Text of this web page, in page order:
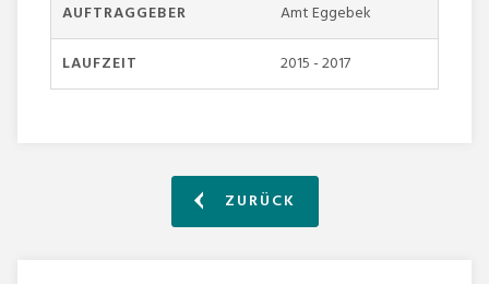
AUFTRAGGEBER
Amt Eggebek
LAUFZEIT
2015 - 2017
ZURÜCK